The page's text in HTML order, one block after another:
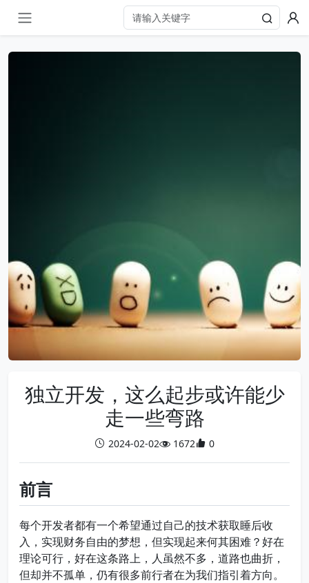
独立开发，这么起步或许能少
走一些弯路
2024-02-02 1672 0
前言
每个开发者都有一个希望通过自己的技术获取睡后收
入，实现财务自由的梦想，但实现起来何其困难？好在
理论可行，好在这条路上，人虽然不多，道路也曲折，
但却并不孤单，仍有很多前行者在为我们指引着方向。